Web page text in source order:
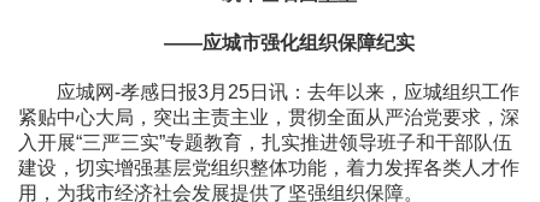
——应城市强化组织保障纪实
应城网-孝感日报3月25日讯：去年以来，应城组织工作
紧贴中心大局，突出主责主业，贯彻全面从严治党要求，深
入开展“三严三实”专题教育，扎实推进领导班子和干部队伍
建设，切实增强基层党组织整体功能，着力发挥各类人才作
用，为我市经济社会发展提供了坚强组织保障。